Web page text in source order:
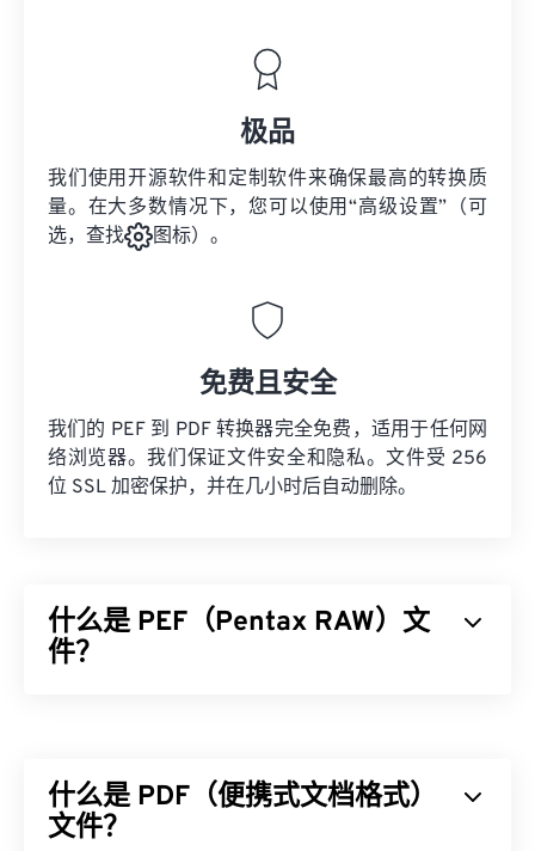
极品
我们使用开源软件和定制软件来确保最高的转换质
量。在大多数情况下，您可以使用“高级设置”（可
选，查找
图标）。
免费且安全
我们的 PEF 到 PDF 转换器完全免费，适用于任何网
络浏览器。我们保证文件安全和隐私。文件受 256
位 SSL 加密保护，并在几小时后自动删除。
什么是 PEF（Pentax RAW）文
件？
复信息、易于校正以及许多其他优点和好处。
什么是 PDF（便携式文档格式）
文件？